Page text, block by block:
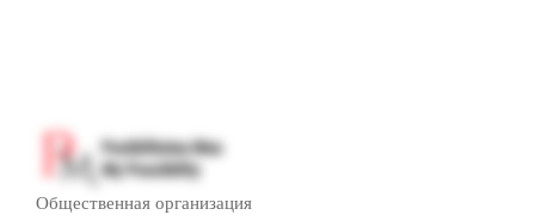
Общественная организация